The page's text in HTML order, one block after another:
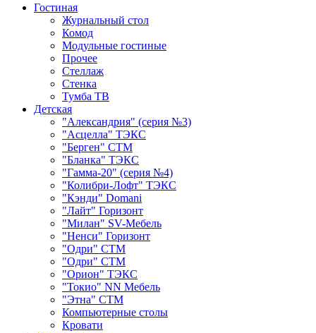
Гостиная
Журнальный стол
Комод
Модульные гостиные
Прочее
Стеллаж
Стенка
Тумба ТВ
Детская
"Александрия" (серия №3)
"Асцелла" ТЭКС
"Берген" СТМ
"Бланка" ТЭКС
"Гамма-20" (серия №4)
"Колибри-Лофт" ТЭКС
"Кэнди" Domani
"Лайт" Горизонт
"Милан" SV-Мебель
"Ненси" Горизонт
"Одри" СТМ
"Одри" СТМ
"Орион" ТЭКС
"Токио" NN Мебель
"Этна" СТМ
Компьютерные столы
Кровати